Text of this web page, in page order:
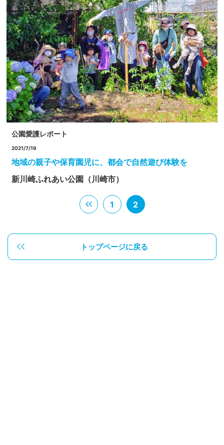
公園愛護レポート
2021/7/19
地域の親子や保育園児に、都会で自然遊び体験を
新川崎ふれあい公園（川崎市）
1 2
トップページに戻る